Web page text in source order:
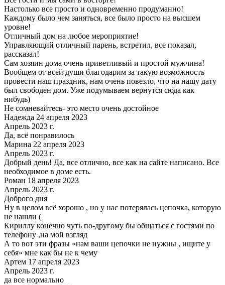
Настолько все просто и одновременно продуманно!
Каждому было чем заняться, все было просто на высшем
уровне!
Отличный дом на любое мероприятие!
Управляющий отличный парень, встретил, все показал,
рассказал!
Сам хозяин дома очень приветливый и простой мужчина!
Вообщем от всей души благодарим за такую возможность
провести наш праздник, нам очень повезло, что на нашу дату
был свободен дом. Уже подумываем вернутся сюда как
нибудь)
Не сомневайтесь- это место очень достойное
Надежда 24 апреля 2023
Апрель 2023 г.
Да, всё понравилось
Марина 22 апреля 2023
Апрель 2023 г.
Добрый день! Да, все отлично, все как на сайте написано. Все
необходимое в доме есть.
Роман 18 апреля 2023
Апрель 2023 г.
Доброго дня
Ну в целом всё хорошо , но у нас потерялась цепочка, которую
не нашли (
Кириллу конечно чуть по-другому бы общаться с гостями по
телефону ,на мой взгляд
А то вот эти фразы «нам ваши цепочки не нужны , ищите у
себя» мне как бы не к чему
Артем 17 апреля 2023
Апрель 2023 г.
да все нормально